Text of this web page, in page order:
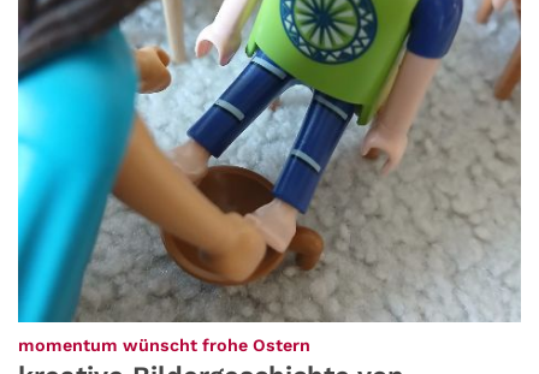
momentum wünscht frohe Ostern